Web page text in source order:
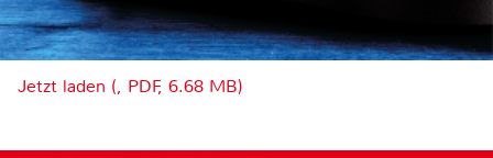
Jetzt laden (, PDF, 6.68 MB)